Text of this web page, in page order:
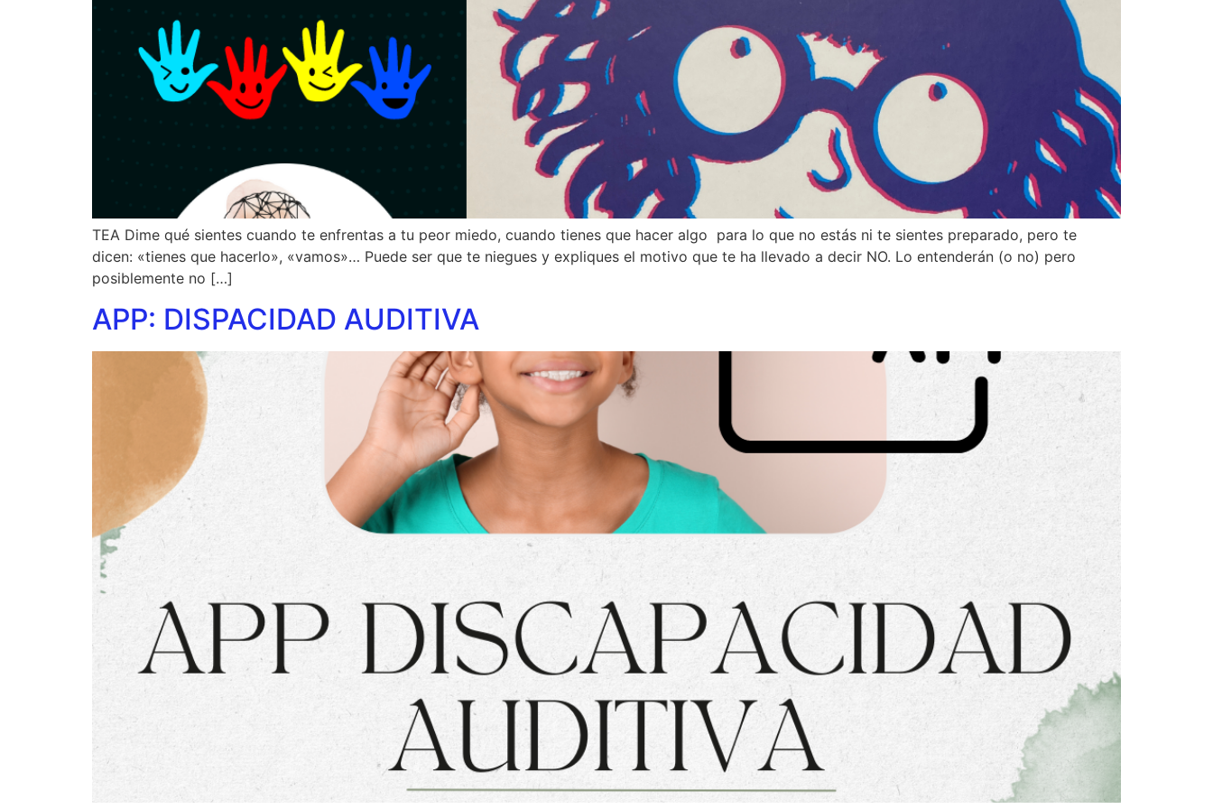
TEA Dime qué sientes cuando te enfrentas a tu peor miedo, cuando tienes que hacer algo para lo que no estás ni te sientes preparado, pero te
dicen: «tienes que hacerlo», «vamos»… Puede ser que te niegues y expliques el motivo que te ha llevado a decir NO. Lo entenderán (o no) pero
posiblemente no […]
APP: DISPACIDAD AUDITIVA